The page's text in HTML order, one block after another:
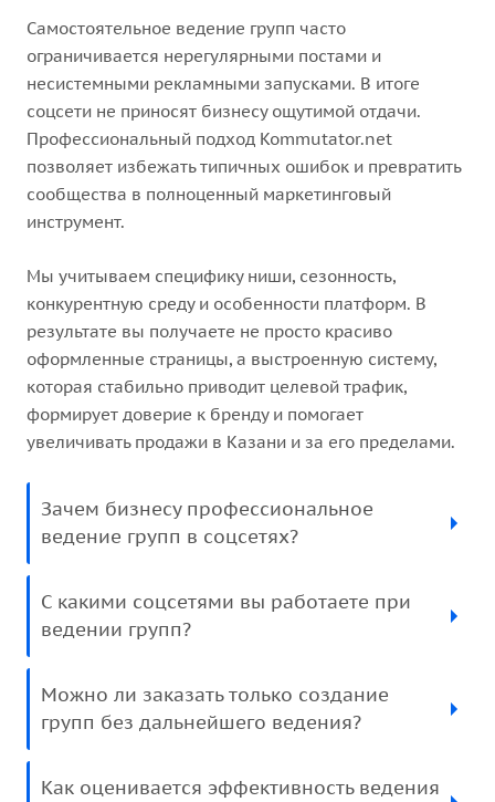
Самостоятельное ведение групп часто
ограничивается нерегулярными постами и
несистемными рекламными запусками. В итоге
соцсети не приносят бизнесу ощутимой отдачи.
Профессиональный подход Kommutator.net
позволяет избежать типичных ошибок и превратить
сообщества в полноценный маркетинговый
инструмент.
Мы учитываем специфику ниши, сезонность,
конкурентную среду и особенности платформ. В
результате вы получаете не просто красиво
оформленные страницы, а выстроенную систему,
которая стабильно приводит целевой трафик,
формирует доверие к бренду и помогает
увеличивать продажи в Казани и за его пределами.
Зачем бизнесу профессиональное
ведение групп в соцсетях?
С какими соцсетями вы работаете при
ведении групп?
Можно ли заказать только создание
групп без дальнейшего ведения?
Как оценивается эффективность ведения